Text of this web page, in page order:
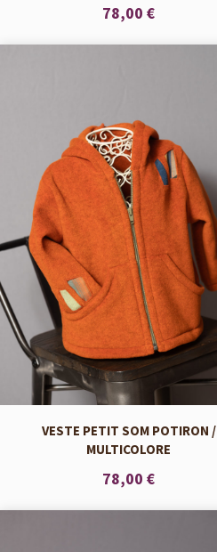
78,00 €
VESTE PETIT SOM POTIRON /
MULTICOLORE
78,00 €